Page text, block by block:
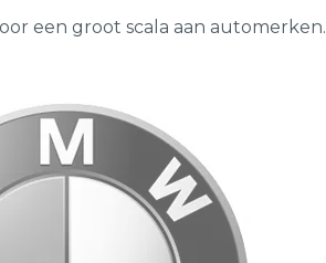
een groot scala aan automerken.